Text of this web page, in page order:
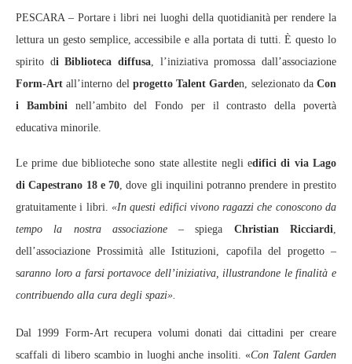
PESCARA – Portare i libri nei luoghi della quotidianità per rendere la
lettura un gesto semplice, accessibile e alla portata di tutti. È questo lo
spirito di Biblioteca diffusa , l’iniziativa promossa dall’associazione
Form‑Art all’interno del progetto Talent Garden, selezionato daCon
i Bambini nell’ambito del Fondo per il contrasto della povertà
educativa minorile.
Le prime due biblioteche sono state allestite negli edifici di via Lago
di Capestrano 18 e 70 , dove gli inquilini potranno prendere in prestito
gratuitamente i libri. «In questi edifici vivono ragazzi che conoscono da
tempo la nostra associazione – spiega Christian Ricciardi
dell’associazione Prossimità alle Istituzioni, capofila del progetto –
saranno loro a farsi portavoce dell’iniziativa, illustrandone le finalità e
contribuendo alla cura degli spazi».
Dal 1999 Form‑Art recupera volumi donati dai cittadini per creare
scaffali di libero scambio in luoghi anche insoliti. «Con Talent Garden